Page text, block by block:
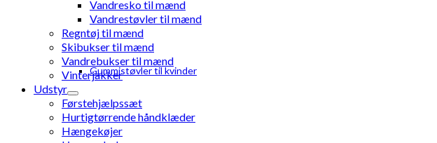
Gummistøvler til kvinder
Vandresko til mænd
Vandrestøvler til mænd
Regntøj til mænd
Skibukser til mænd
Vandrebukser til mænd
Vinterjakker
Udstyr
Førstehjælpssæt
Hurtigtørrende håndklæder
Hængekøjer